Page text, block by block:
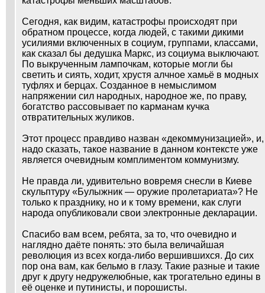
Сегодня, как видим, катастрофы происходят при
обратном процессе, когда людей, с такими дикими
усилиями включенных в социум, группами, классами,
как сказал бы дедушка Маркс, из социума выключают.
По выкрученным лампочкам, которые могли бы
светить и сиять, ходит, хрустя алчное хамьё в модных
туфлях и берцах. Созданное в немыслимом
напряжении сил народных, народное же, по праву,
богатство рассовывает по карманам кучка
отвратительных жуликов.
Этот процесс правдиво назван «декоммунизацией», и,
надо сказать, такое название в данном контексте уже
является очевидным комплиментом коммунизму.
Не правда ли, удивительно вовремя снесли в Киеве
скульптуру «Булыжник — оружие пролетариата»? Не
только к празднику, но и к тому времени, как слуги
народа опубликовали свои электронные декларации.
Спасибо вам всем, ребята, за то, что очевидно и
наглядно даёте понять: это была величайшая
революция из всех когда-либо вершившихся. До сих
пор она вам, как бельмо в глазу. Такие разные и такие
друг к другу недружелюбные, как трогательно едины в
её оценке и путинисты, и порошисты.